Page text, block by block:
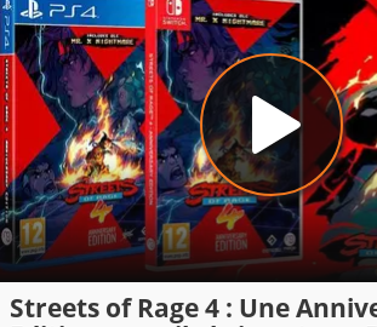
Streets of Rage 4 : Une